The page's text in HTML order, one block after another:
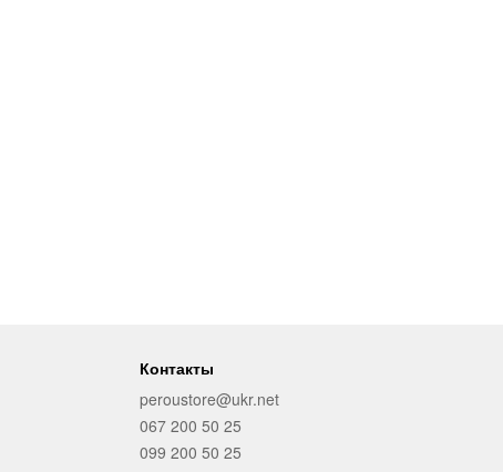
Контакты
peroustore@ukr.net
067 200 50 25
099 200 50 25